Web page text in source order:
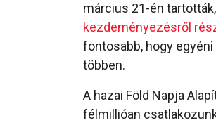
március 21-én
kezdeményezésről
fontosabb, hogy
többen.
A hazai Föld Napja
félmillióan